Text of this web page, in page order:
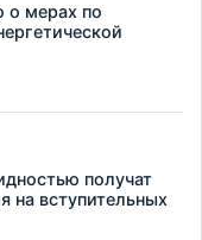
о мерах по
получат
на вступительных